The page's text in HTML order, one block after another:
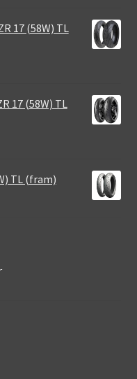
17 (58W) TL
17 (58W) TL
TL (fram)